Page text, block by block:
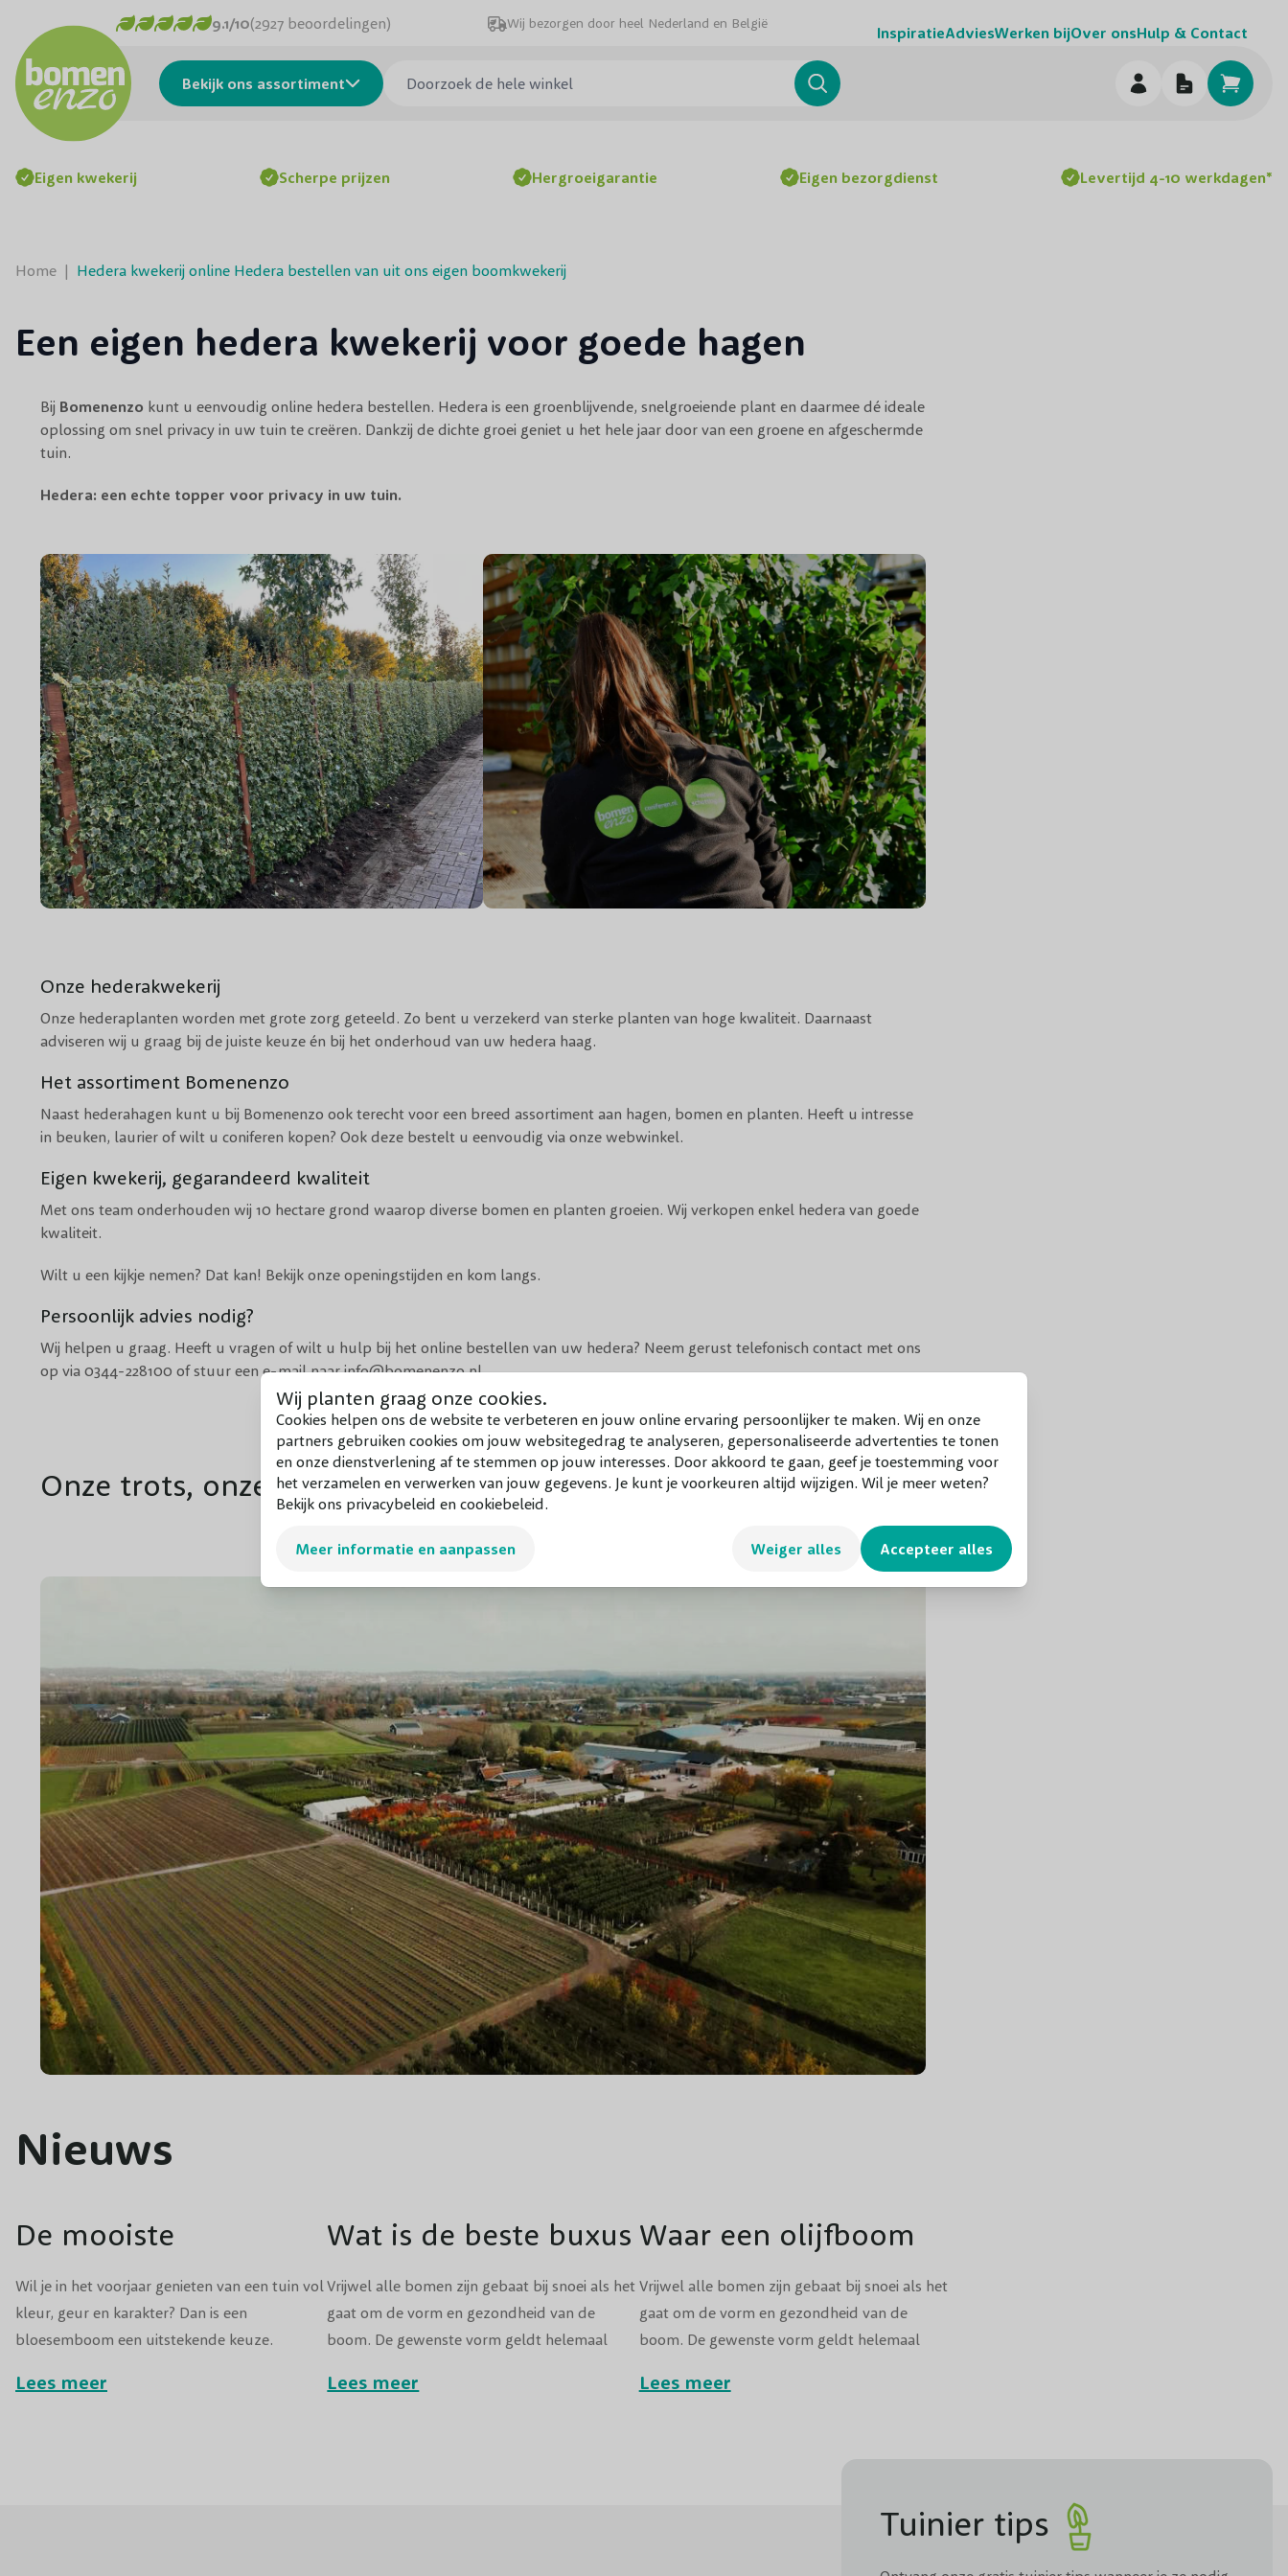
Wij planten graag onze cookies.
Cookies helpen ons de website te verbeteren en jouw online ervaring persoonlijker te maken. Wij en onze
partners gebruiken cookies om jouw websitegedrag te analyseren, gepersonaliseerde advertenties te tonen
en onze dienstverlening af te stemmen op jouw interesses. Door akkoord te gaan, geef je toestemming voor
het verzamelen en verwerken van jouw gegevens. Je kunt je voorkeuren altijd wijzigen. Wil je meer weten?
Bekijk ons privacybeleid en cookiebeleid.
Meer informatie en aanpassen Weiger alles Accepteer alles
9.1/10(2927 beoordelingen) Wij bezorgen door heel Nederland en België InspiratieAdviesWerken bijOver onsHulp & Contact
Bekijk ons assortiment
Search
Eigen kwekerij Scherpe prijzen Hergroeigarantie Eigen bezorgdienst Levertijd 4-10 werkdagen*
Home | Hedera kwekerij online Hedera bestellen van uit ons eigen boomkwekerij
Een eigen hedera kwekerij voor goede hagen
Bij Bomenenzo kunt u eenvoudig online hedera bestellen. Hedera is een groenblijvende, snelgroeiende plant en daarmee dé ideale
oplossing om snel privacy in uw tuin te creëren. Dankzij de dichte groei geniet u het hele jaar door van een groene en afgeschermde
tuin.
Hedera: een echte topper voor privacy in uw tuin.
Onze hederakwekerij
Onze hederaplanten worden met grote zorg geteeld. Zo bent u verzekerd van sterke planten van hoge kwaliteit. Daarnaast
adviseren wij u graag bij de juiste keuze én bij het onderhoud van uw hedera haag.
Het assortiment Bomenenzo
Naast hederahagen kunt u bij Bomenenzo ook terecht voor een breed assortiment aan hagen, bomen en planten. Heeft u intresse
in beuken, laurier of wilt u coniferen kopen? Ook deze bestelt u eenvoudig via onze webwinkel.
Eigen kwekerij, gegarandeerd kwaliteit
Met ons team onderhouden wij 10 hectare grond waarop diverse bomen en planten groeien. Wij verkopen enkel hedera van goede
kwaliteit.
Wilt u een kijkje nemen? Dat kan! Bekijk onze openingstijden en kom langs.
Persoonlijk advies nodig?
Wij helpen u graag. Heeft u vragen of wilt u hulp bij het online bestellen van uw hedera? Neem gerust telefonisch contact met ons
op via 0344-228100 of stuur een e-mail naarinfo@bomenenzo.nl
Onze trots, onze kwekerij...
Nieuws
De mooiste
bloesembomen voor
jouw tuin: 7 sfeervolle
blikvangers
Wil je in het voorjaar genieten van een tuin vol
kleur, geur en karakter? Dan is een
bloesemboom een uitstekende keuze.
voor een spectaculair schouwspel van
Lees meer
Wat is de beste buxus
vervanger voor jouw
tuin?
Vrijwel alle bomen zijn gebaat bij snoei als het
gaat om de vorm en gezondheid van de
boom. De gewenste vorm geldt helemaal
Heb je thuis een bolboom staan en ben je
Lees meer
Waar een olijfboom
kopen?
Vrijwel alle bomen zijn gebaat bij snoei als het
gaat om de vorm en gezondheid van de
boom. De gewenste vorm geldt helemaal
Heb je thuis een bolboom staan en ben je
Lees meer
Tuinier tips